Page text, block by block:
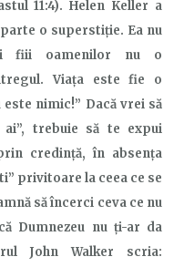
11:4). Helen Keller a
o superstiție. Ea nu
fiii oamenilor nu o
Viața este fie o
nimic!” Dacă vrei să
trebuie să te expui
credință, în absența
privitoare la ceea ce se
să încerci ceva ce nu
Dumnezeu nu ți-ar da
John Walker scria: